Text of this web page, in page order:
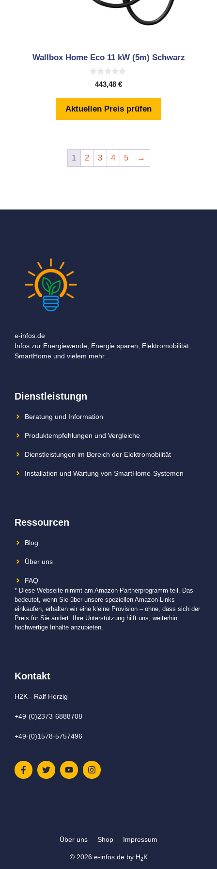
Wallbox Home Eco 11 kW (5m) Schwarz
5
443,48 €
Aktuellen Preis prüfen
1 2 3 4 5 →
e-infos.de
Infos zur Energiewende, Energie sparen, Elektromobilität,
SmartHome und vielem mehr…
Dienstleistungn
Beratung und Information
Produktempfehlungen und Vergleiche
Dienstleistungen im Bereich der Elektromobilität
Installation und Wartung von SmartHome-Systemen
Ressourcen
Blog
Über uns
FAQ
* Diese Webseite nimmt am Amazon-Partnerprogramm teil. Das
bedeutet, wenn Sie über unsere speziellen Amazon-Links
einkaufen, erhalten wir eine kleine Provision – ohne, dass sich der
Preis für Sie ändert. Ihre Unterstützung hilft uns, weiterhin
hochwertige Inhalte anzubieten.
Kontakt
H2K - Ralf Herzig
+49-(0)2373-6888708
+49-(0)1578-5757496
Über uns Shop Impressum
© 2026 e-infos.deby H2K